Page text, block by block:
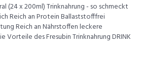
(24 x 200ml) Trinknahrung - so schmeckt
Reich an Protein Ballaststofffrei
Reich an Nährstoffen leckere
Vorteile des Fresubin Trinknahrung DRINK